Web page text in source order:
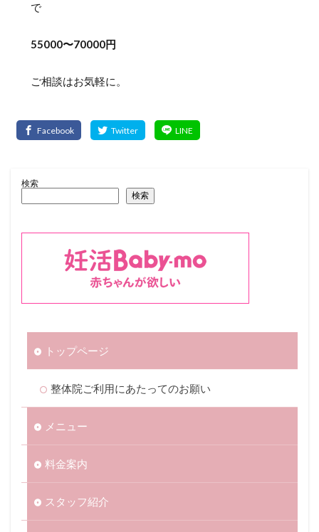
で
55000〜70000円
ご相談はお気軽に。
検索
検索
トップページ
整体院ご利用にあたってのお願い
メニュー
料金案内
スタッフ紹介